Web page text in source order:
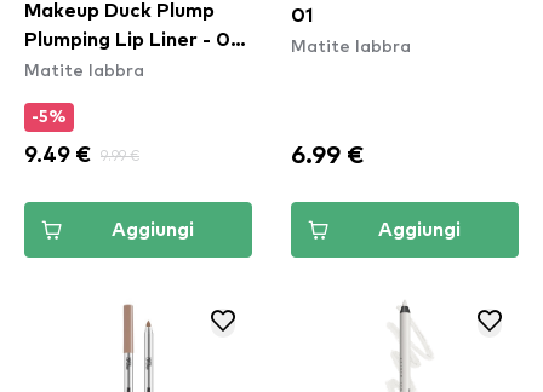
Makeup Duck Plump
Plumping Lip Liner - 01
Ducking Clear
Matite labbra
-5%
9.49 € 9.99 €
Aggiungi
01
Matite labbra
6.99 €
Aggiungi